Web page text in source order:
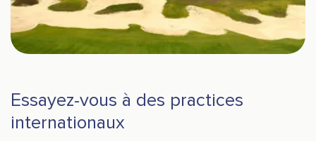
Essayez-vous à des practices
internationaux